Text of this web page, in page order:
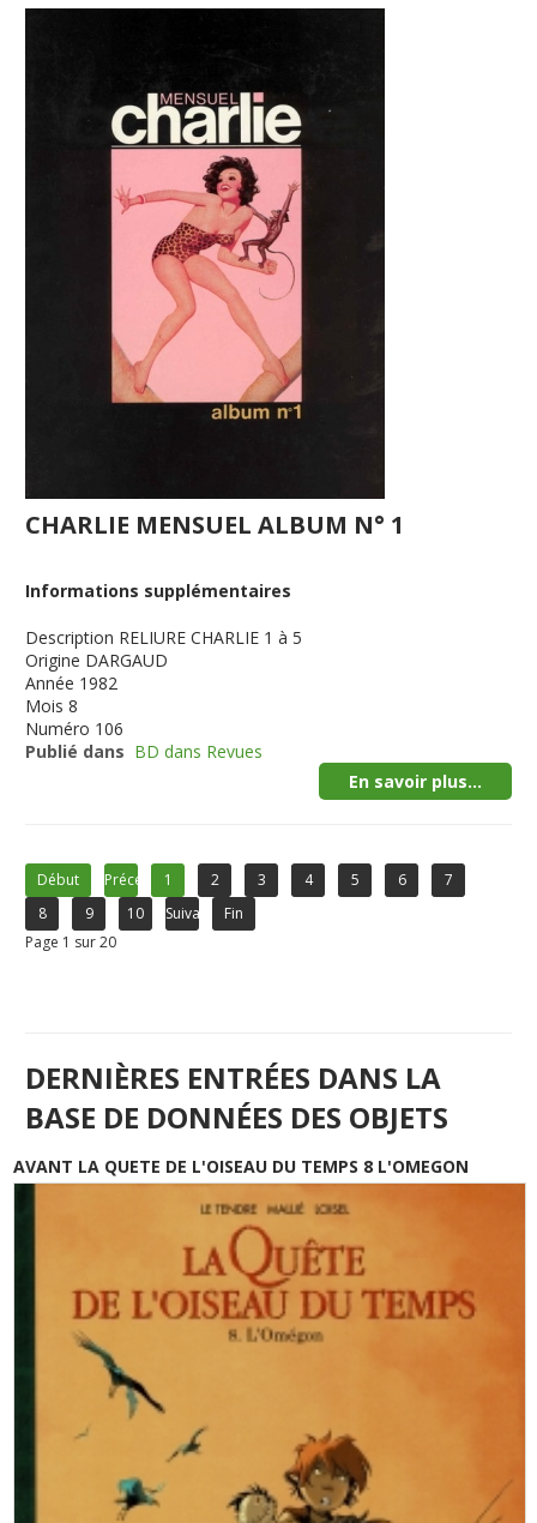
CHARLIE MENSUEL ALBUM N° 1
Informations supplémentaires
Description RELIURE CHARLIE 1 à 5
Origine DARGAUD
Année 1982
Mois 8
Numéro 106
Publié dans BD dans Revues
En savoir plus...
Début Précédent1 2 3 4 5 6
7
8
9 10 Suivant
Fin
Page 1 sur 20
DERNIÈRES ENTRÉES DANS LA
BASE DE DONNÉES DES OBJETS
AVANT LA QUETE DE L'OISEAU DU TEMPS 8 L'OMEGON